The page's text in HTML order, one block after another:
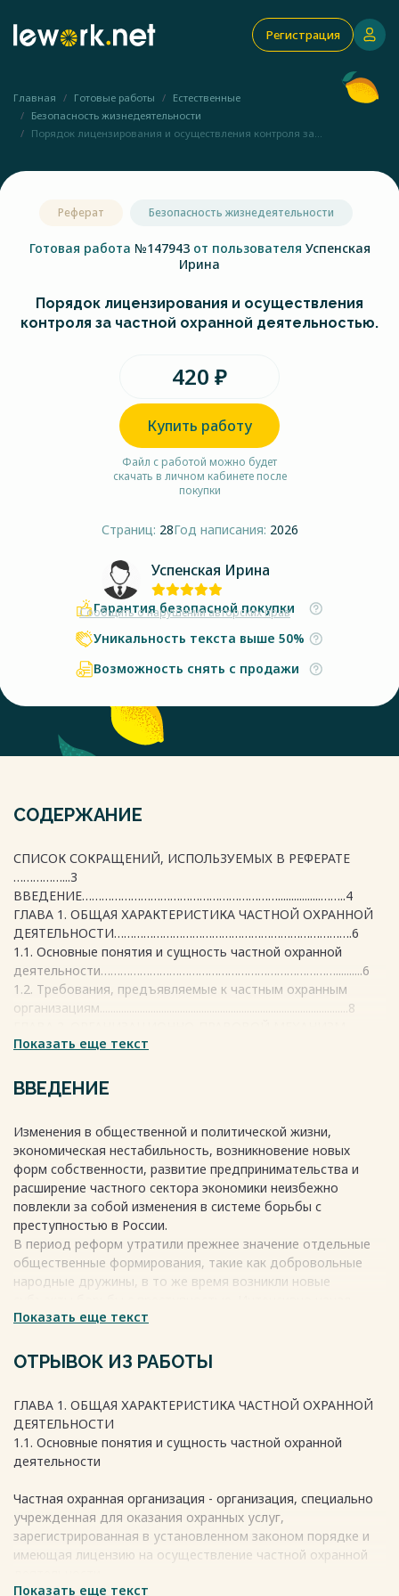
Регистрация
Главная Готовые работы
Естественные
Безопасность жизнедеятельности
Порядок лицензирования и осуществления контроля за...
Реферат Безопасность жизнедеятельности
Готовая работа №147943 от пользователя Успенская
Ирина
Порядок лицензирования и осуществления
контроля за частной охранной деятельностью.
420 ₽
Купить работу
Файл с работой можно будет
скачать в личном кабинете после
покупки
Страниц: 28Год написания: 2026
Успенская Ирина
Сообщить о нарушении авторских прав
Гарантия безопасной покупки
Уникальность текста выше 50%
Возможность снять с продажи
СОДЕРЖАНИЕ
СПИСОК СОКРАЩЕНИЙ, ИСПОЛЬЗУЕМЫХ В РЕФЕРАТЕ
……………...3
ВВЕДЕНИЕ……………………………………………………................……..4
ГЛАВА 1. ОБЩАЯ ХАРАКТЕРИСТИКА ЧАСТНОЙ ОХРАННОЙ
ДЕЯТЕЛЬНОСТИ……………………………………………………………….6
1.1. Основные понятия и сущность частной охранной
деятельности………………………………………………………………..........6
1.2. Требования, предъявляемые к частным охранным
организациям.............................................................................................8
ОБЕСПЕЧЕНИЯ ЧАСТНОЙ ОХРАННОЙ ДЕЯТЕЛЬНОСТИ ..
2.1. Лицензирование частной охранной деятельности
……………..12
деятельностью ……..20
2.3. Ответственность за осуществление незаконной
частной охранной
деятельности…………………………………………………………….22
ЗАКЛЮЧЕНИЕ………………………………………………………………...26
СПИСОК ИСПОЛЬЗОВАННЫХ ИСТОЧНИКОВ И ЛИТЕРАТУРЫ
…....27
Весь текст будет доступенпосле покупки
Показать еще текст
ВВЕДЕНИЕ
Изменения в общественной и политической жизни,
экономическая нестабильность, возникновение новых
форм собственности, развитие предпринимательства и
расширение частного сектора экономики неизбежно
повлекли за собой изменения в системе борьбы с
преступностью в России.
В период реформ утратили прежнее значение отдельные
общественные формирования, такие как добровольные
народные дружины, в то же время возникли новые
развиваться институт частной охранной деятельности.
занимается около 25 тысяч частных охранных организаций,
консультации по защите от преступных посягательств и
т.д.
Создано значительное количество негосударственных
учебных центров и школ по подготовке частных
Весь текст будет доступенпосле покупки
Показать еще текст
ОТРЫВОК ИЗ РАБОТЫ
ГЛАВА 1. ОБЩАЯ ХАРАКТЕРИСТИКА ЧАСТНОЙ ОХРАННОЙ
ДЕЯТЕЛЬНОСТИ
1.1. Основные понятия и сущность частной охранной
деятельности
Частная охранная организация - организация, специально
учрежденная для оказания охранных услуг,
зарегистрированная в установленном законом порядке и
имеющая лицензию на осуществление частной охранной
В соответствии со статьей 3 Федерального закона
Показать еще текст